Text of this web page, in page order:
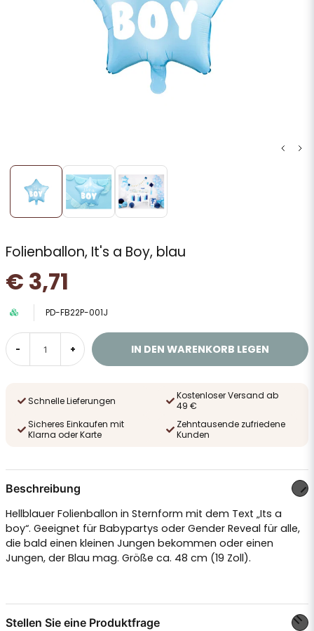
Folienballon, It's a Boy, blau
€ 3,71
PD-FB22P-001J
- + IN DEN WARENKORB LEGEN
Schnelle Lieferungen
Kostenloser Versand ab
49 €
Sicheres Einkaufen mit
Klarna oder Karte
Zehntausende zufriedene
Kunden
Beschreibung
Hellblauer Folienballon in Sternform mit dem Text „Its a
boy“. Geeignet für Babypartys oder Gender Reveal für alle,
die bald einen kleinen Jungen bekommen oder einen
Jungen, der Blau mag. Größe ca. 48 cm (19 Zoll).
Stellen Sie eine Produktfrage